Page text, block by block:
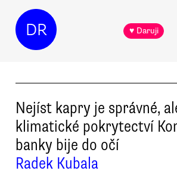
DR ♥ Daruji
Nejíst kapry je správné,
klimatické pokrytectví
banky bije do očí
Radek Kubala